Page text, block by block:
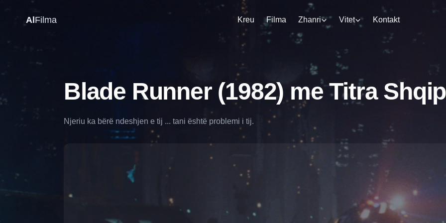
Al Filma Kreu Filma Zhanri Vitet Kontakt
Blade Runner (1982) me Titra Shqip
Njeriu ka bërë ndeshjen e tij ... tani është problemi i tij.